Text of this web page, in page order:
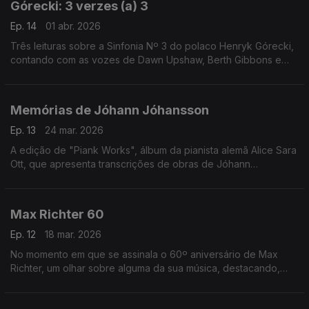
Górecki: 3 verzes (a) 3
Ep. 14
01 abr. 2026
Três leituras sobre a Sinfonia Nº 3 do polaco Henryk Górecki,
contando com as vozes de Dawn Upshaw, Berth Gibbons e
Memórias de Jóhann Jóhansson
Ep. 13
24 mar. 2026
A edição de "Piank Works", álbum da pianista alemã Alice Sara
Ott, que apresenta transcrições de obras de Jóhann
Max Richter 60
Ep. 12
18 mar. 2026
No momento em que se assinala o 60º aniversário de Max
Richter, um olhar sobre alguma da sua música, destacando,